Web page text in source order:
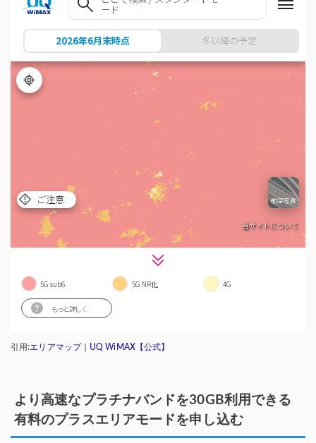
引用:エリアマップ｜UQ WiMAX【公式】
より高速なプラチナバンドを30GB利用できる
有料のプラスエリアモードを申し込む